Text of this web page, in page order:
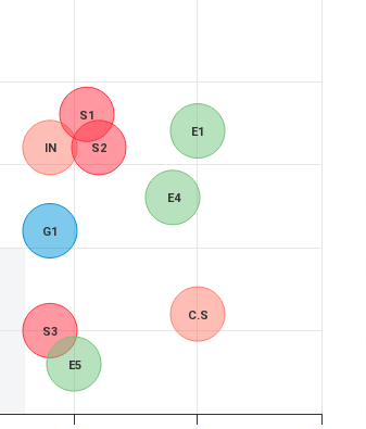
G1
S3
E5
IN
S1
S2
E4
C.S
E1